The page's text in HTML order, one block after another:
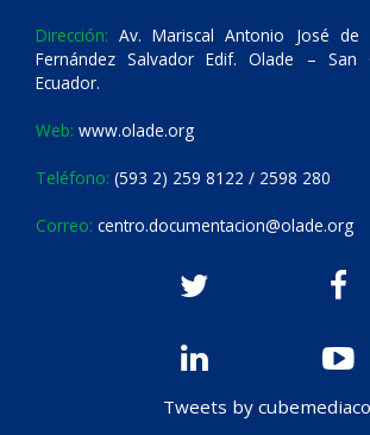
Dirección: Av. Mariscal Antonio José de
Fernández Salvador Edif. Olade – San
Ecuador.
Web: www.olade.org
Teléfono: (593 2) 259 8122 / 2598 280
Correo: centro.documentacion@olade.org
Tweets by cubemediaco